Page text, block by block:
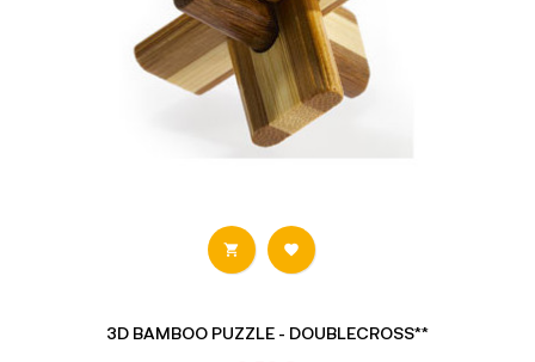
 
3D BAMBOO PUZZLE - DOUBLECROSS**